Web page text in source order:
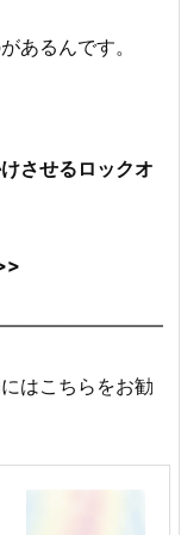
るんです。
させるロックオ
はこちらをお勧